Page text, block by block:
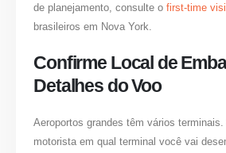
de planejamento, consulte ofirst-time
brasileiros em Nova York.
Confirme Local de
Detalhes do Voo
Aeroportos grandes têm vários
motorista em qual terminal você vai